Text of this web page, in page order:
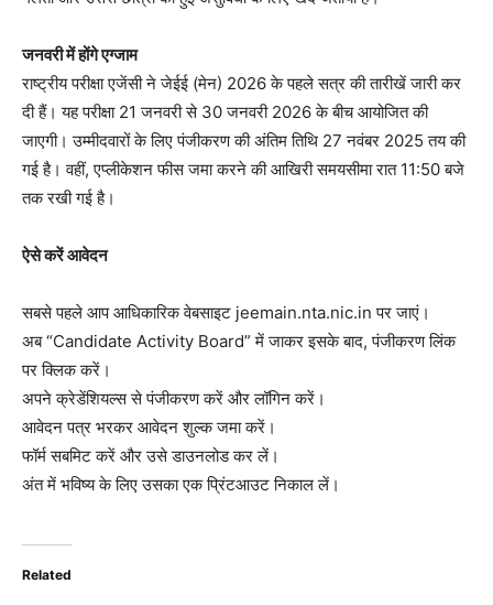
जनवरी में होंगे एग्जाम
राष्ट्रीय परीक्षा एजेंसी ने जेईई (मेन) 2026 के पहले सत्र की तारीखें जारी कर
दी हैं। यह परीक्षा 21 जनवरी से 30 जनवरी 2026 के बीच आयोजित की
जाएगी। उम्मीदवारों के लिए पंजीकरण की अंतिम तिथि 27 नवंबर 2025 तय की
गई है। वहीं, एप्लीकेशन फीस जमा करने की आखिरी समयसीमा रात 11:50 बजे
तक रखी गई है।
ऐसे करें आवेदन
सबसे पहले आप आधिकारिक वेबसाइट jeemain.nta.nic.in पर जाएं।
अब “Candidate Activity Board” में जाकर इसके बाद, पंजीकरण लिंक
पर क्लिक करें।
अपने क्रेडेंशियल्स से पंजीकरण करें और लॉगिन करें।
आवेदन पत्र भरकर आवेदन शुल्क जमा करें।
फॉर्म सबमिट करें और उसे डाउनलोड कर लें।
अंत में भविष्य के लिए उसका एक प्रिंटआउट निकाल लें।
Related